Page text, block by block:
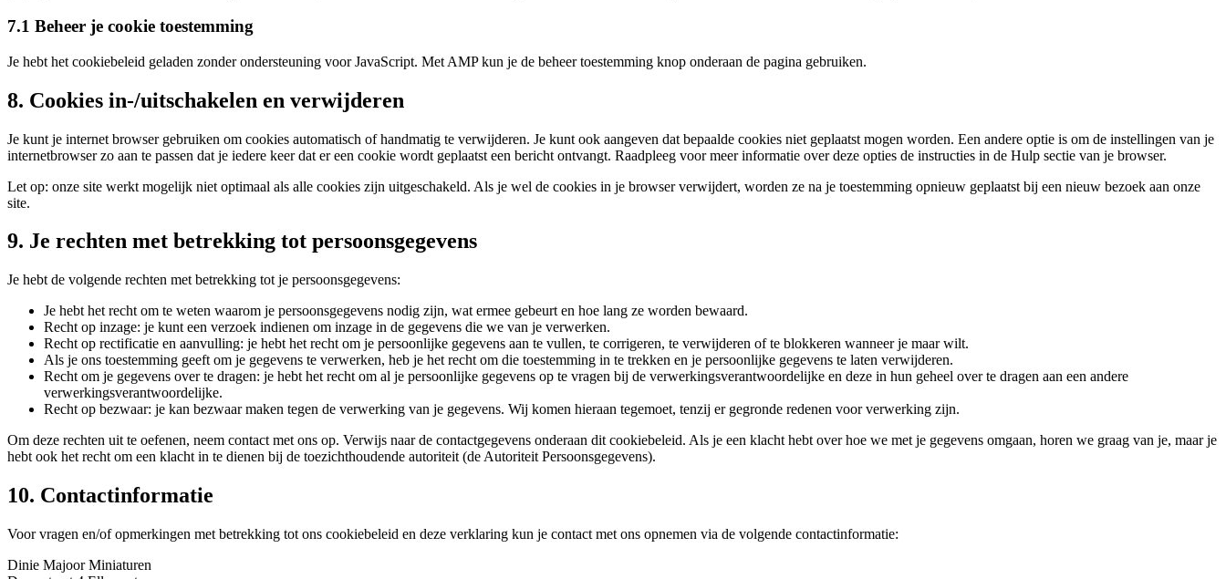
7.1 Beheer je cookie toestemming
Je hebt het cookiebeleid geladen zonder ondersteuning voor JavaScript. Met AMP kun je de beheer toestemming knop onderaan de pagina gebruiken.
8. Cookies in-/uitschakelen en verwijderen
Je kunt je internet browser gebruiken om cookies automatisch of handmatig te verwijderen. Je kunt ook aangeven dat bepaalde cookies niet geplaatst mogen worden. Een andere optie is om de instellingen van je
internetbrowser zo aan te passen dat je iedere keer dat er een cookie wordt geplaatst een bericht ontvangt. Raadpleeg voor meer informatie over deze opties de instructies in de Hulp sectie van je browser.
Let op: onze site werkt mogelijk niet optimaal als alle cookies zijn uitgeschakeld. Als je wel de cookies in je browser verwijdert, worden ze na je toestemming opnieuw geplaatst bij een nieuw bezoek aan onze
site.
9. Je rechten met betrekking tot persoonsgegevens
Je hebt de volgende rechten met betrekking tot je persoonsgegevens:
Je hebt het recht om te weten waarom je persoonsgegevens nodig zijn, wat ermee gebeurt en hoe lang ze worden bewaard.
Recht op inzage: je kunt een verzoek indienen om inzage in de gegevens die we van je verwerken.
Recht op rectificatie en aanvulling: je hebt het recht om je persoonlijke gegevens aan te vullen, te corrigeren, te verwijderen of te blokkeren wanneer je maar wilt.
Als je ons toestemming geeft om je gegevens te verwerken, heb je het recht om die toestemming in te trekken en je persoonlijke gegevens te laten verwijderen.
Recht om je gegevens over te dragen: je hebt het recht om al je persoonlijke gegevens op te vragen bij de verwerkingsverantwoordelijke en deze in hun geheel over te dragen aan een andere
verwerkingsverantwoordelijke.
Recht op bezwaar: je kan bezwaar maken tegen de verwerking van je gegevens. Wij komen hieraan tegemoet, tenzij er gegronde redenen voor verwerking zijn.
Om deze rechten uit te oefenen, neem contact met ons op. Verwijs naar de contactgegevens onderaan dit cookiebeleid. Als je een klacht hebt over hoe we met je gegevens omgaan, horen we graag van je, maar je
hebt ook het recht om een klacht in te dienen bij de toezichthoudende autoriteit (de Autoriteit Persoonsgegevens).
10. Contactinformatie
Voor vragen en/of opmerkingen met betrekking tot ons cookiebeleid en deze verklaring kun je contact met ons opnemen via de volgende contactinformatie:
Dinie Majoor Miniaturen